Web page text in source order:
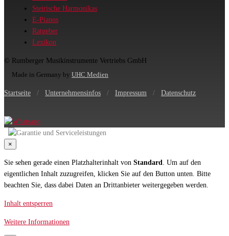
Steirische Harmonikas
E-Pianos
Ratgeber
Lexikon
© Rumberger Musikinstrumente Vertriebs GmbH
Made in Germany by UHC Medien
Startseite / Unternehmensinfos / Impressum / Datenschutz
×
Sie sehen gerade einen Platzhalterinhalt von Standard. Um auf den
eigentlichen Inhalt zuzugreifen, klicken Sie auf den Button unten. Bitte
beachten Sie, dass dabei Daten an Drittanbieter weitergegeben werden.
Inhalt entsperren
Weitere Informationen